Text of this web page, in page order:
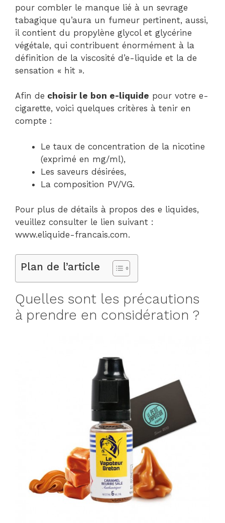
pour combler le manque lié à un sevrage
tabagique qu’aura un fumeur pertinent, aussi,
il contient du propylène glycol et glycérine
végétale, qui contribuent énormément à la
définition de la viscosité d’e-liquide et la de
sensation « hit ».
Afin de choisir le bon e-liquide pour votre e-
cigarette, voici quelques critères à tenir en
compte :
Le taux de concentration de la nicotine
(exprimé en mg/ml),
Les saveurs désirées,
La composition PV/VG.
Pour plus de détails à propos des e liquides,
veuillez consulter le lien suivant :
www.eliquide-francais.com.
Plan de l’article
Quelles sont les précautions
à prendre en considération ?